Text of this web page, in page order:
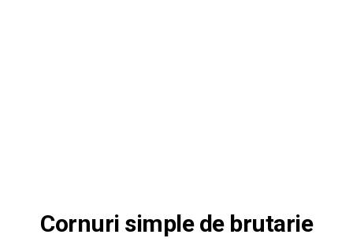
Cornuri simple de brutarie